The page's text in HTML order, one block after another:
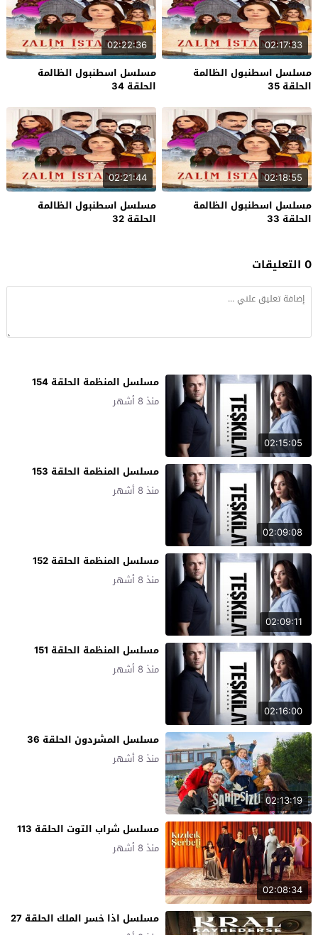
02:17:33
مسلسل اسطنبول الظالمة
الحلقة 35
02:22:36
مسلسل اسطنبول الظالمة
الحلقة 34
02:18:55
مسلسل اسطنبول الظالمة
الحلقة 33
02:21:44
مسلسل اسطنبول الظالمة
الحلقة 32
0 التعليقات
02:15:05
مسلسل المنظمة الحلقة 154
منذ 8 أشهر
02:09:08
مسلسل المنظمة الحلقة 153
منذ 8 أشهر
02:09:11
مسلسل المنظمة الحلقة 152
منذ 8 أشهر
02:16:00
مسلسل المنظمة الحلقة 151
منذ 8 أشهر
02:13:19
مسلسل المشردون الحلقة 36
منذ 8 أشهر
02:08:34
مسلسل شراب التوت الحلقة 113
منذ 8 أشهر
مسلسل اذا خسر الملك الحلقة 27